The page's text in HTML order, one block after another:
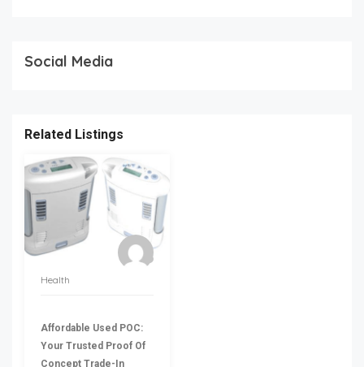
Social Media
Related Listings
Health
Affordable Used POC:
Your Trusted Proof Of
Concept Trade-In